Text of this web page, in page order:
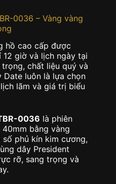
0036 – Vàng vàng
hồ cao cấp được
giờ và lịch ngày tại
chất liệu quý và
Date luôn là lựa chọn
lãm và giá trị biểu
0036 là phiên
bằng vàng
phủ kín kim cương,
dây President
rỡ, sang trọng và